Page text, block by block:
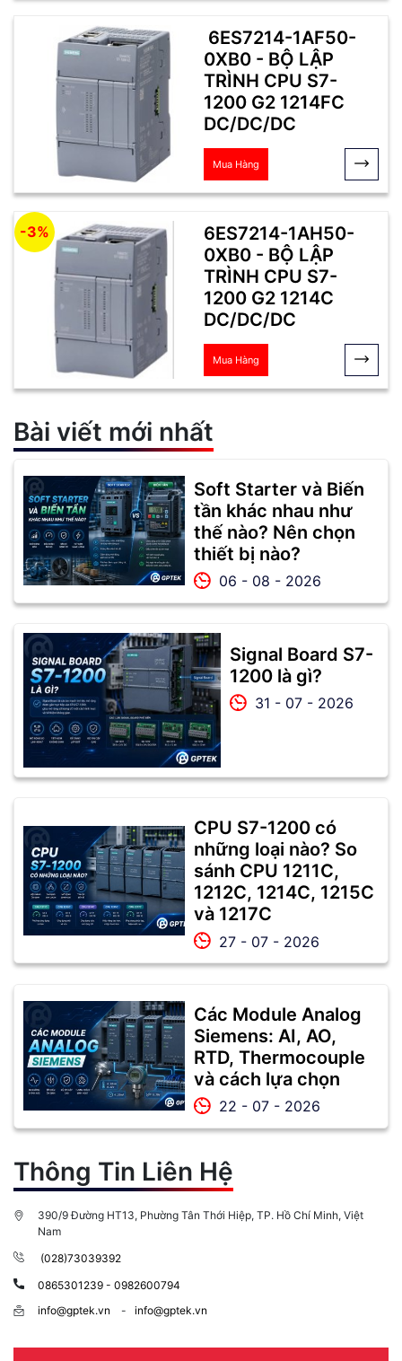
6ES7214-1AF50-
0XB0 - BỘ LẬP
TRÌNH CPU S7-
1200 G2 1214FC
DC/DC/DC
Mua Hàng
6ES7214-1AH50-
0XB0 - BỘ LẬP
TRÌNH CPU S7-
1200 G2 1214C
DC/DC/DC
-3%
Mua Hàng
Bài viết mới nhất
Soft Starter và Biến
tần khác nhau như
thế nào? Nên chọn
thiết bị nào?
06 - 08 - 2026
Signal Board S7-
1200 là gì?
31 - 07 - 2026
CPU S7-1200 có
những loại nào? So
sánh CPU 1211C,
1212C, 1214C, 1215C
và 1217C
27 - 07 - 2026
Các Module Analog
Siemens: AI, AO,
RTD, Thermocouple
và cách lựa chọn
22 - 07 - 2026
Thông Tin Liên Hệ
390/9 Đường HT13, Phường Tân Thới Hiệp, TP. Hồ Chí Minh, Việt
Nam
(028)73039392
0865301239 - 0982600794
info@gptek.vn
- info@gptek.vn